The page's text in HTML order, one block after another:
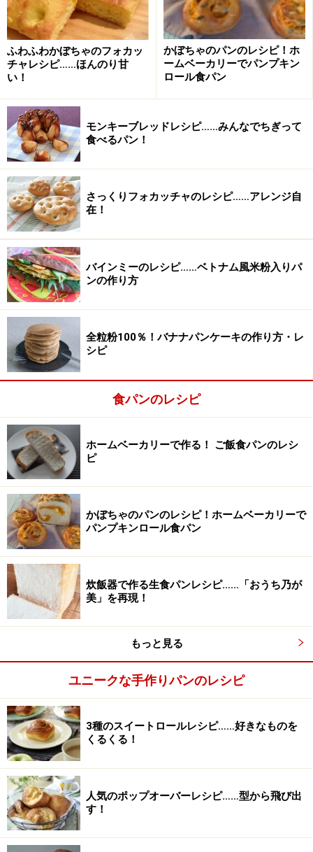
2
食パンコースで焼き上げる。焼き上がったら、2分ほど
おいて、容器からパンを網に取り出して冷ます。
このパンはシンプルにトーストし、バターをたっぷり塗
って食べるほか、風味を生かしてサラダをのせるのもお
すすめ。
ふわふわかぼちゃのフォカッ
チャレシピ……ほんのり甘
い！
かぼちゃのパンのレシピ！ホ
ームベーカリーでパンプキン
ロール食パン
モンキーブレッドレシピ……みんなでちぎって
食べるパン！
さっくりフォカッチャのレシピ……アレンジ自
在！
バインミーのレシピ……ベトナム風米粉入りパ
ンの作り方
全粒粉100％！バナナパンケーキの作り方・レ
シピ
食パンのレシピ
ホームベーカリーで作る！ ご飯食パンのレシ
ピ
かぼちゃのパンのレシピ！ホームベーカリーで
パンプキンロール食パン
炊飯器で作る生食パンレシピ……「おうち乃が
美」を再現！
もっと見る
ユニークな手作りパンのレシピ
3種のスイートロールレシピ……好きなものを
くるくる！
人気のポップオーバーレシピ……型から飛び出
す！